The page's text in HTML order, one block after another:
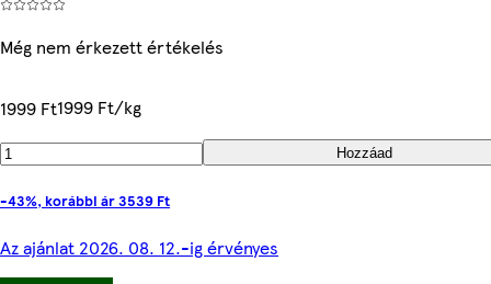
Még nem érkezett értékelés
1999 Ft1999 Ft/kg
Hozzáad
-43%, korábbi ár 3539 Ft
Az ajánlat 2026. 08. 12.-ig érvényes